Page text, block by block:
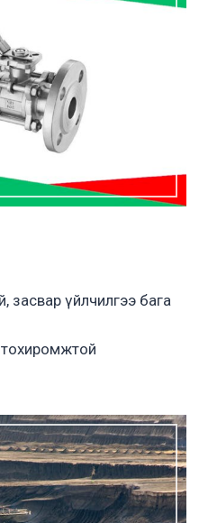
засвар үйлчилгээ бага
тохиромжтой